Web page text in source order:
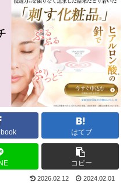
はてブ
コピー
2026.02.12 2024.02.01